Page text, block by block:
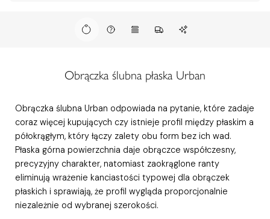
Obrączka ślubna płaska Urban
Obrączka ślubna Urban odpowiada na pytanie, które zadaje
coraz więcej kupujących czy istnieje profil między płaskim a
półokrągłym, który łączy zalety obu form bez ich wad.
Płaska górna powierzchnia daje obrączce współczesny,
precyzyjny charakter, natomiast zaokrąglone ranty
eliminują wrażenie kanciastości typowej dla obrączek
płaskich i sprawiają, że profil wygląda proporcjonalnie
niezależnie od wybranej szerokości.